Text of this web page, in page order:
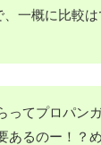
一概に比較
ってプロパン
あるのー！？